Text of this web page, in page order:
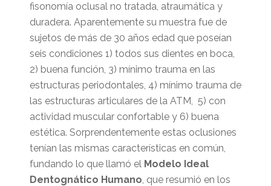
fisonomía oclusal no tratada, atraumática y
duradera. Aparentemente su muestra fue de
sujetos de más de 30 años edad que poseían
seis condiciones 1) todos sus dientes en boca,
2) buena función, 3) mínimo trauma en las
estructuras periodontales, 4) mínimo trauma de
las estructuras articulares de la ATM, 5) con
actividad muscular confortable y 6) buena
estética. Sorprendentemente estas oclusiones
tenían las mismas características en común,
fundando lo que llamó el Modelo Ideal
Dentognático Humano, que resumió en los